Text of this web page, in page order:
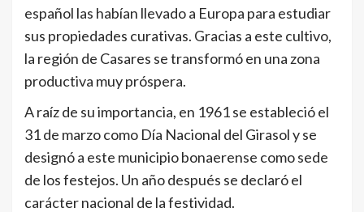
español las habían llevado a Europa para estudiar
sus propiedades curativas. Gracias a este cultivo,
la región de Casares se transformó en una zona
productiva muy próspera.
A raíz de su importancia, en 1961 se estableció el
31 de marzo como Día Nacional del Girasol y se
designó a este municipio bonaerense como sede
de los festejos. Un año después se declaró el
carácter nacional de la festividad.